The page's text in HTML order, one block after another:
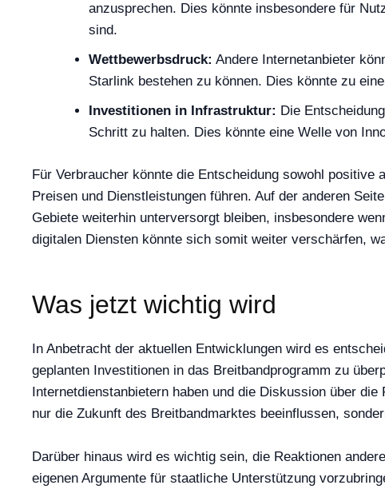
anzusprechen. Dies könnte insbesondere für
sind.
Wettbewerbsdruck: Andere Internetanbieter
Starlink bestehen zu können. Dies könnte zu
Investitionen in Infrastruktur: Die
Schritt zu halten. Dies könnte eine Welle von
Für Verbraucher könnte die Entscheidung sowohl
Preisen und Dienstleistungen führen. Auf der anderen
Gebiete weiterhin unterversorgt bleiben, insbesondere
digitalen Diensten könnte sich somit weiter verschärfen,
Was jetzt wichtig wird
In Anbetracht der aktuellen Entwicklungen wird es
geplanten Investitionen in das Breitbandprogramm zu
Internetdienstanbietern haben und die Diskussion über
nur die Zukunft des Breitbandmarktes beeinflussen,
Darüber hinaus wird es wichtig sein, die Reaktionen
eigenen Argumente für staatliche Unterstützung